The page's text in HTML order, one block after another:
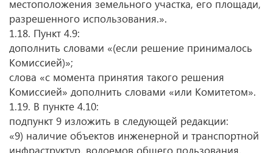
местоположения земельного участка, его площади,
разрешенного использования.».
1.18. Пункт 4.9:
дополнить словами «(если решение принималось
Комиссией)»;
слова «с момента принятия такого решения
Комиссией» дополнить словами «или Комитетом».
1.19. В пункте 4.10:
подпункт 9 изложить в следующей редакции:
«9) наличие объектов инженерной и транспортной